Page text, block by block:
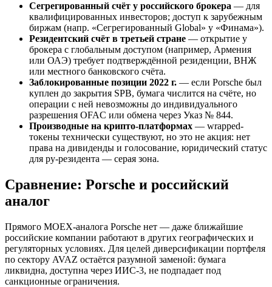
Сегрегированный счёт у российского брокера — для
квалифицированных инвесторов; доступ к зарубежным
биржам (напр. «Сегрегированный Global» у «Финама»).
Резидентский счёт в третьей стране — открытие у
брокера с глобальным доступом (например, Армения
или ОАЭ) требует подтверждённой резиденции, ВНЖ
или местного банковского счёта.
Заблокированные позиции 2022 г. — если Porsche был
куплен до закрытия SPB, бумага числится на счёте, но
операции с ней невозможны до индивидуального
разрешения OFAC или обмена через Указ № 844.
Производные на крипто-платформах — wrapped-
токены технически существуют, но это не акция: нет
права на дивиденды и голосование, юридический статус
для ру-резидента — серая зона.
Сравнение: Porsche и российский
аналог
Прямого MOEX-аналога Porsche нет — даже ближайшие
российские компании работают в других географических и
регуляторных условиях. Для целей диверсификации портфеля
по сектору AVAZ остаётся разумной заменой: бумага
ликвидна, доступна через ИИС-3, не подпадает под
санкционные ограничения.